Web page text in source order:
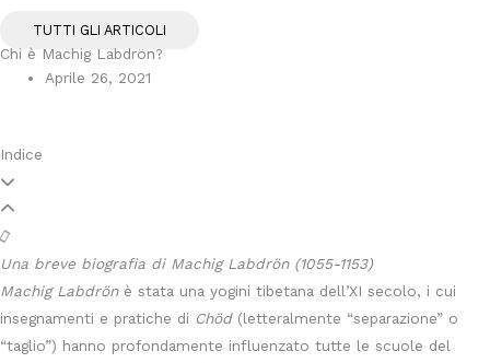
TUTTI GLI ARTICOLI
Chi è Machig Labdrön?
Aprile 26, 2021
Indice
Una breve biografia di Machig Labdrön (1055-1153)
Machig Labdrönè stata una yogini tibetana dell’XI secolo, i cui
insegnamenti e pratiche di Chöd(letteralmente “separazione” o
“taglio”) hanno profondamente influenzato tutte le scuole del